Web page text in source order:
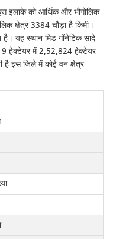
इस इलाके को आर्थिक और भौगोलिक
क्षेत्र 3384 चौड़ा है किमी।
है। यह स्थान मिड गॉनेटिक सादे
हेक्टेयर में 2,52,824 हेक्टेयर
है इस जिले में कोई वन क्षेत्र